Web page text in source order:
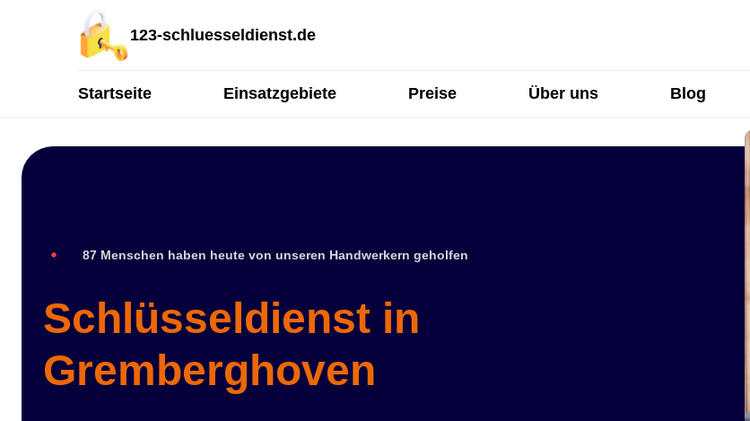
123-schluesseldienst.de
Startseite Einsatzgebiete Preise Über uns Blog
87 Menschen haben heute von unseren Handwerkern geholfen
Schlüsseldienst in
Gremberghoven